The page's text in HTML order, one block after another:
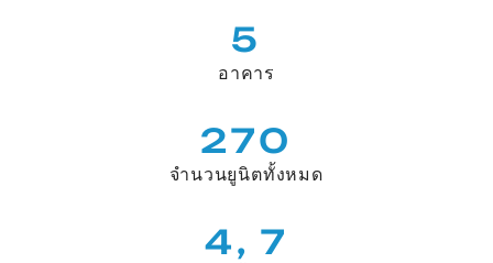
5
อาคาร
270
จำนวนยูนิตทั้งหมด
4, 7